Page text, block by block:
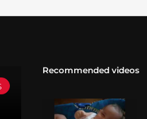
Recommended videos